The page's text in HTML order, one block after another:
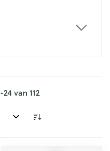
-24van 112